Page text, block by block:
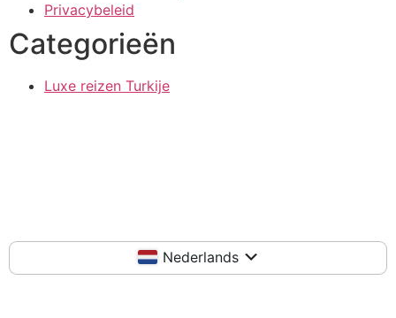
Privacybeleid
Categorieën
Luxe reizen Turkije
Nederlands